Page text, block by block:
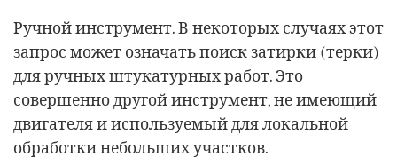
Ручной инструмент. В некоторых случаях этот
запрос может означать поиск затирки (терки)
для ручных штукатурных работ. Это
совершенно другой инструмент, не имеющий
двигателя и используемый для локальной
обработки небольших участков.